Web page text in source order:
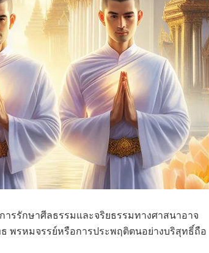
ารรักษาศีลธรรมและจริยธรรมทางศาสนาอาจ
พรหมจรรย์หรือการประพฤติตนอย่างบริสุทธิ์ถือ